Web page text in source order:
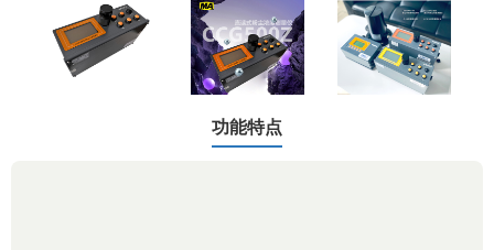
功能特点